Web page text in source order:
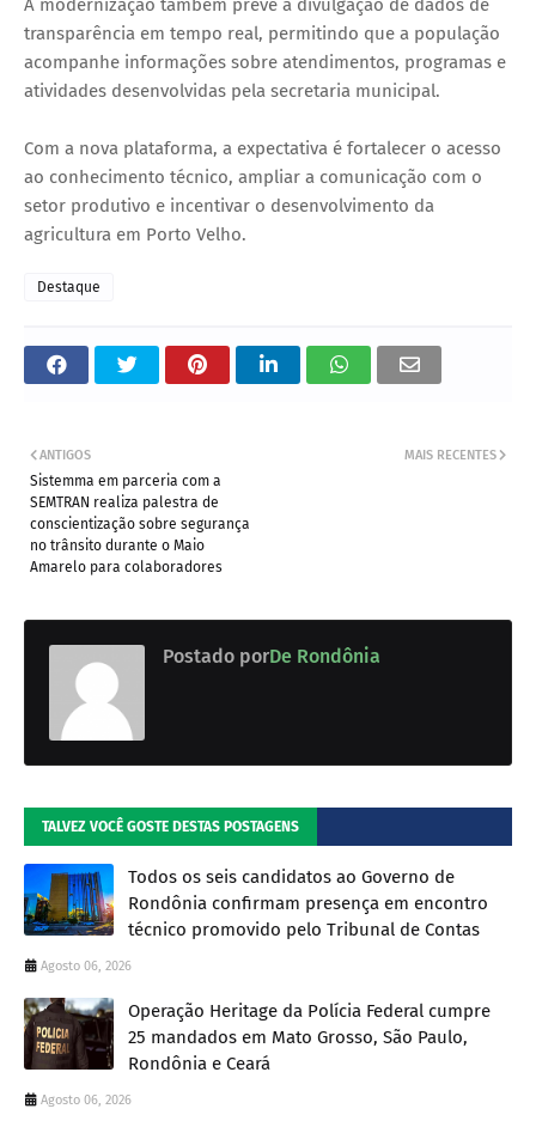
A modernização também prevê a divulgação de dados de
transparência em tempo real, permitindo que a população
acompanhe informações sobre atendimentos, programas e
atividades desenvolvidas pela secretaria municipal.
Com a nova plataforma, a expectativa é fortalecer o acesso
ao conhecimento técnico, ampliar a comunicação com o
setor produtivo e incentivar o desenvolvimento da
agricultura em Porto Velho.
Destaque
MAIS RECENTES
ANTIGOS
Sistemma em parceria com a
SEMTRAN realiza palestra de
conscientização sobre segurança
no trânsito durante o Maio
Amarelo para colaboradores
Postado porDe Rondônia
TALVEZ VOCÊ GOSTE DESTAS POSTAGENS
Todos os seis candidatos ao Governo de
Rondônia confirmam presença em encontro
técnico promovido pelo Tribunal de Contas
Agosto 06, 2026
Operação Heritage da Polícia Federal cumpre
25 mandados em Mato Grosso, São Paulo,
Rondônia e Ceará
Agosto 06, 2026